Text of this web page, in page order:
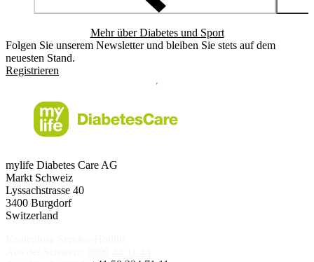
Mehr über Diabetes und Sport
Folgen Sie unserem Newsletter und bleiben Sie stets auf dem
neuesten Stand.
Registrieren
mylife Diabetes Care AG
Markt Schweiz
Lyssachstrasse 40
3400 Burgdorf
Switzerland